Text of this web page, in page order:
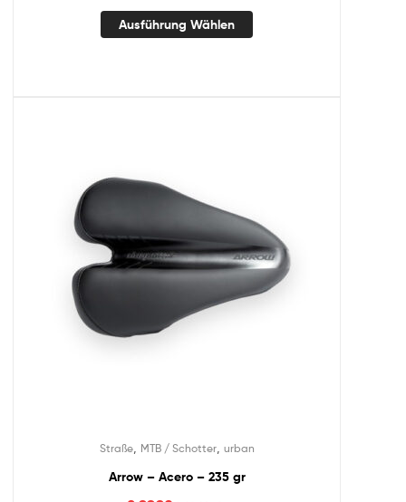
Ausführung Wählen
Straße, MTB / Schotter, urban
Arrow – Acero – 235 gr